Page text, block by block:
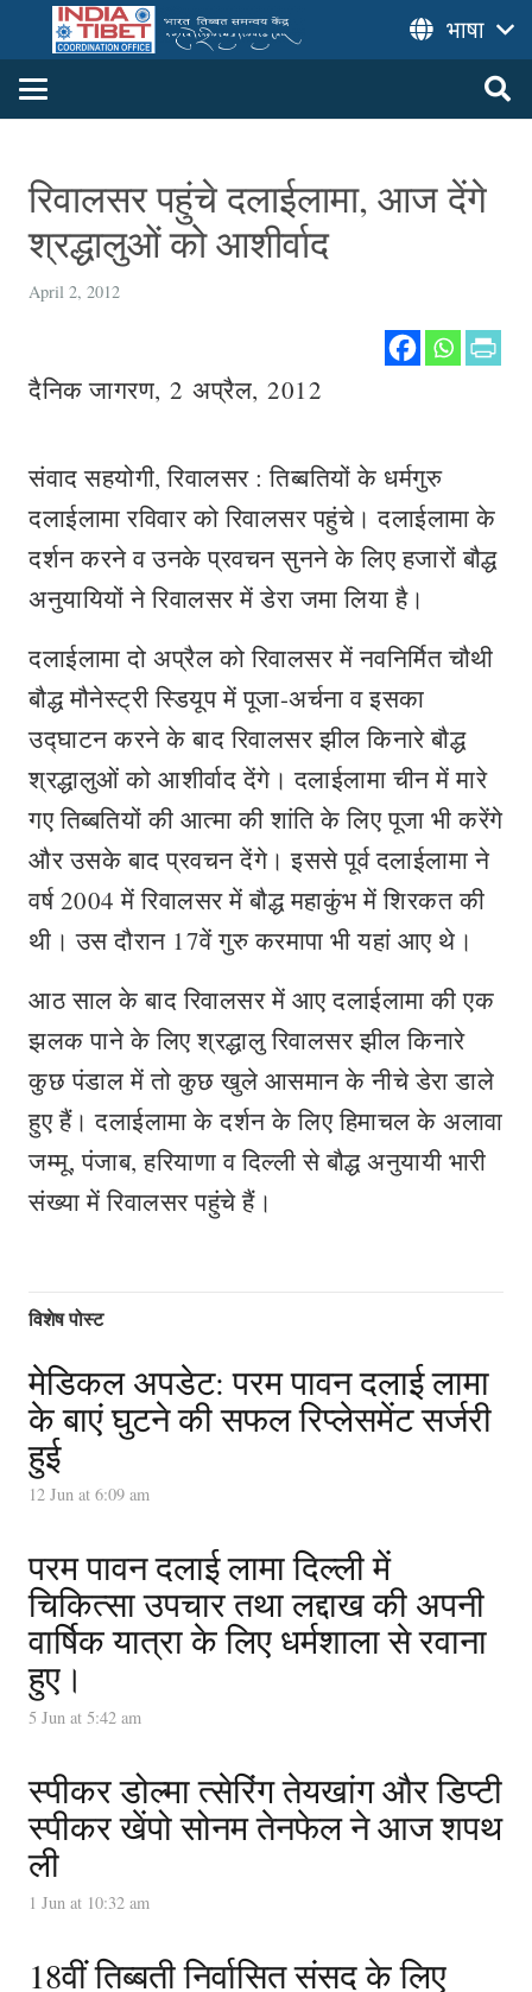
भाषा
रिवालसर पहुंचे दलाईलामा, आज देंगे
श्रद्धालुओं को आशीर्वाद
April 2, 2012
दैनिक जागरण, 2 अप्रैल, 2012
संवाद सहयोगी, रिवालसर : तिब्बतियों के धर्मगुरु
दलाईलामा रविवार को रिवालसर पहुंचे। दलाईलामा के
दर्शन करने व उनके प्रवचन सुनने के लिए हजारों बौद्ध
अनुयायियों ने रिवालसर में डेरा जमा लिया है।
दलाईलामा दो अप्रैल को रिवालसर में नवनिर्मित चौथी
बौद्ध मौनेस्ट्री स्डियूप में पूजा-अर्चना व इसका
उद्घाटन करने के बाद रिवालसर झील किनारे बौद्ध
श्रद्धालुओं को आशीर्वाद देंगे। दलाईलामा चीन में मारे
गए तिब्बतियों की आत्मा की शांति के लिए पूजा भी करेंगे
और उसके बाद प्रवचन देंगे। इससे पूर्व दलाईलामा ने
वर्ष 2004 में रिवालसर में बौद्ध महाकुंभ में शिरकत की
थी। उस दौरान 17वें गुरु करमापा भी यहां आए थे।
आठ साल के बाद रिवालसर में आए दलाईलामा की एक
झलक पाने के लिए श्रद्धालु रिवालसर झील किनारे
कुछ पंडाल में तो कुछ खुले आसमान के नीचे डेरा डाले
हुए हैं। दलाईलामा के दर्शन के लिए हिमाचल के अलावा
जम्मू, पंजाब, हरियाणा व दिल्ली से बौद्ध अनुयायी भारी
संख्या में रिवालसर पहुंचे हैं।
विशेष पोस्ट
मेडिकल अपडेट: परम पावन दलाई लामा
के बाएं घुटने की सफल रिप्लेसमेंट सर्जरी
हुई
12 Jun at 6:09 am
परम पावन दलाई लामा दिल्ली में
चिकित्सा उपचार तथा लद्दाख की अपनी
वार्षिक यात्रा के लिए धर्मशाला से रवाना
हुए।
5 Jun at 5:42 am
स्पीकर डोल्मा त्सेरिंग तेयखांग और डिप्टी
स्पीकर खेंपो सोनम तेनफेल ने आज शपथ
ली
1 Jun at 10:32 am
18वीं तिब्बती निर्वासित संसद के लिए